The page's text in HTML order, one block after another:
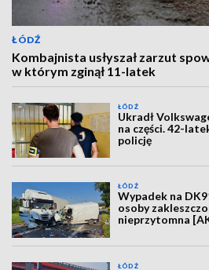
ŁÓDŹ
Kombajnista usłyszał zarzut
w którym zginął 11-latek
ŁÓDŹ
Ukradł
na części. 42-
policję
ŁÓDŹ
Wypadek na
osoby
nieprzytomna
ŁÓDŹ